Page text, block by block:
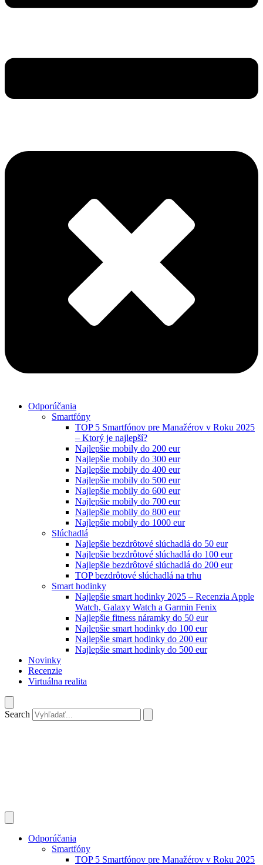
Odporúčania
Smartfóny
TOP 5 Smartfónov pre Manažérov v Roku 2025
– Ktorý je najlepší?
Najlepšie mobily do 200 eur
Najlepšie mobily do 300 eur
Najlepšie mobily do 400 eur
Najlepšie mobily do 500 eur
Najlepšie mobily do 600 eur
Najlepšie mobily do 700 eur
Najlepšie mobily do 800 eur
Najlepšie mobily do 1000 eur
Slúchadlá
Najlepšie bezdrôtové slúchadlá do 50 eur
Najlepšie bezdrôtové slúchadlá do 100 eur
Najlepšie bezdrôtové slúchadlá do 200 eur
TOP bezdrôtové slúchadlá na trhu
Smart hodinky
Najlepšie smart hodinky 2025 – Recenzia Apple
Watch, Galaxy Watch a Garmin Fenix
Najlepšie fitness náramky do 50 eur
Najlepšie smart hodinky do 100 eur
Najlepšie smart hodinky do 200 eur
Najlepšie smart hodinky do 500 eur
Novinky
Recenzie
Virtuálna realita
Search
Odporúčania
Smartfóny
TOP 5 Smartfónov pre Manažérov v Roku 2025